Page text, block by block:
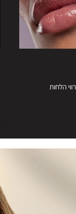
מעניק נפח לעור בעזרת קומפלקס ה-PlumpGlow רווי הלחות